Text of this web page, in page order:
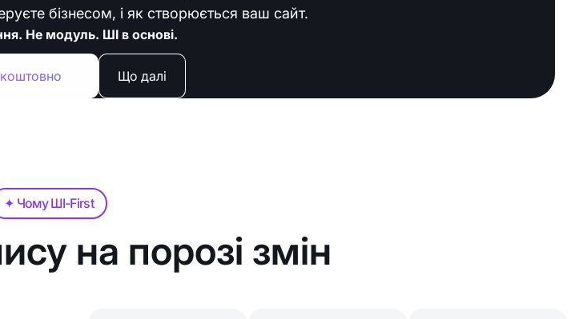
бізнесом, і як створюється ваш сайт.
Не модуль. ШІ в основі.
Що далі
✦ Чому ШІ-First
на порозі змін